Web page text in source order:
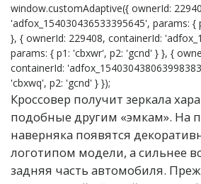
window.customAdaptive({ ownerId:
'adfox_154030436533395645', params: {
}, { ownerId: 229408, containerId:
params: { p1: 'cbxwr', p2: 'gcnd' } }, {
containerId:
'cbxwq', p2: 'gcnd' } });
Кроссовер получит зеркала
подобные другим «эмкам». На
наверняка появятся
логотипом модели, а сильнее
задняя часть автомобиля.